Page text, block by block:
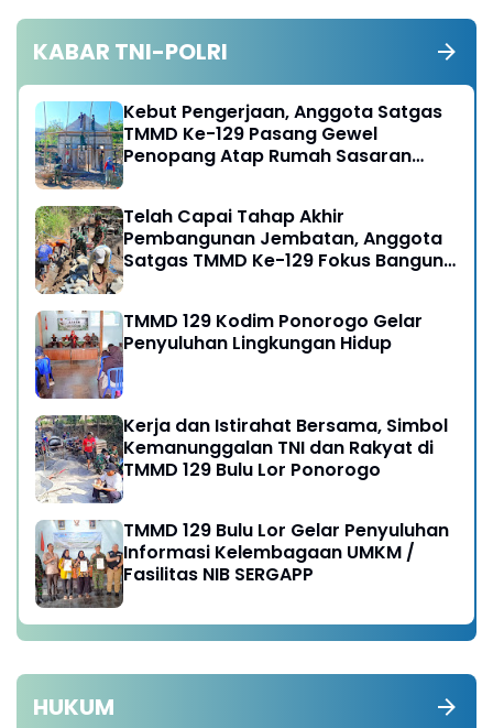
KABAR TNI-POLRI
Kebut Pengerjaan, Anggota Satgas
TMMD Ke-129 Pasang Gewel
Penopang Atap Rumah Sasaran
Telah Capai Tahap Akhir
Pembangunan Jembatan, Anggota
Satgas TMMD Ke-129 Fokus Bangun
TMMD 129 Kodim Ponorogo Gelar
Penyuluhan Lingkungan Hidup
Kerja dan Istirahat Bersama, Simbol
Kemanunggalan TNI dan Rakyat di
TMMD 129 Bulu Lor Ponorogo
TMMD 129 Bulu Lor Gelar Penyuluhan
Informasi Kelembagaan UMKM /
Fasilitas NIB SERGAPP
HUKUM